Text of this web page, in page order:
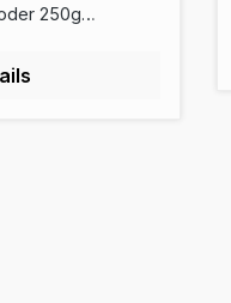
250g
Die
entnehmen